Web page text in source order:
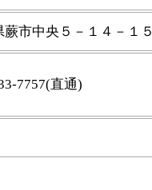
蕨市中央５－１４－１５
7757(直通)